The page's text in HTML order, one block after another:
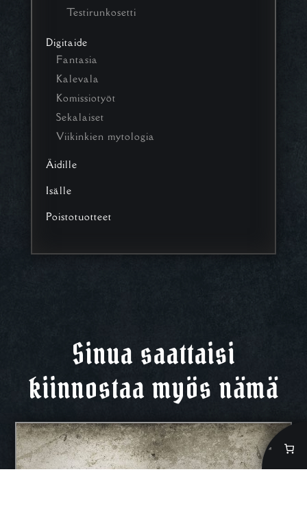
Testirunkosetti
Digitaide
Fantasia
Kalevala
Komissiotyöt
Sekalaiset
Viikinkien mytologia
Äidille
Isälle
Poistotuotteet
Sinua saattaisi
kiinnostaa myös nämä